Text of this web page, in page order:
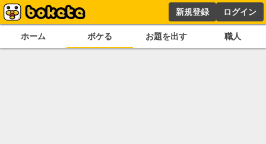
新規登録 ログイン
ホーム ボケる お題を出す 職人